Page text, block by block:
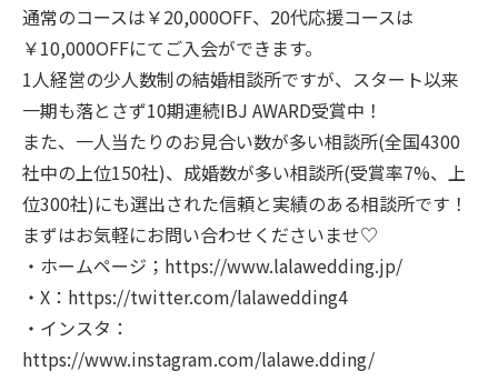
通常のコースは￥20,000OFF、20代応援コースは
￥10,000OFFにてご入会ができます。
1人経営の少人数制の結婚相談所ですが、スタート以来
一期も落とさず10期連続IBJ AWARD受賞中！
また、一人当たりのお見合い数が多い相談所(全国4300
社中の上位150社)、成婚数が多い相談所(受賞率7%、上
位300社)にも選出された信頼と実績のある相談所です！
まずはお気軽にお問い合わせくださいませ♡
・ホームページ；https://www.lalawedding.jp/
・X：https://twitter.com/lalawedding4
・インスタ：
https://www.instagram.com/lalawe.dding/